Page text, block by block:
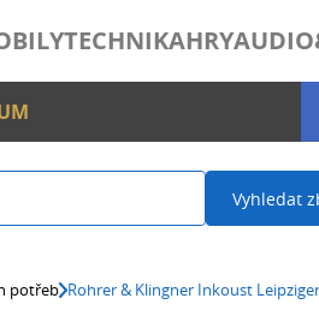
TECHNIKAHRY
Vyhledat
potřeb Rohrer & Klingner Inkoust